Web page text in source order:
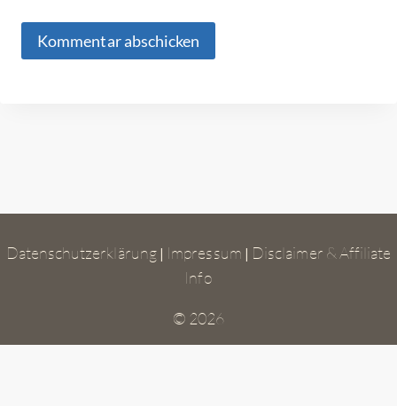
Datenschutzerklärung | Impressum | Disclaimer & Affiliate
Info
© 2026